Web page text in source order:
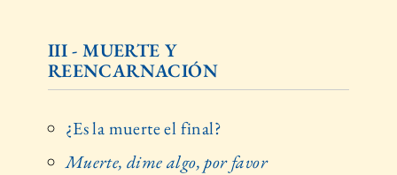
III - MUERTE Y
REENCARNACIÓN
¿Es la muerte el final?
Muerte, dime algo, por favor